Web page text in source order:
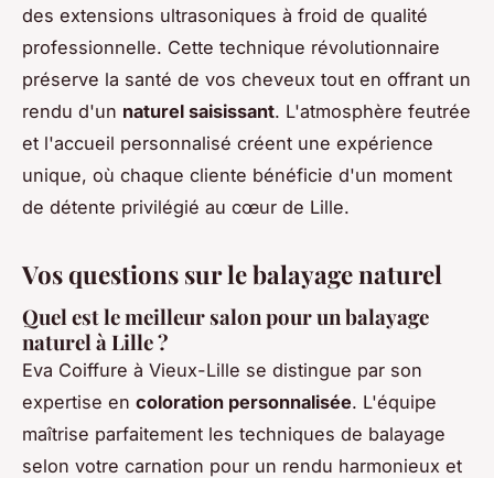
des extensions ultrasoniques à froid de qualité
professionnelle. Cette technique révolutionnaire
préserve la santé de vos cheveux tout en offrant un
rendu d'un naturel saisissant. L'atmosphère feutrée
et l'accueil personnalisé créent une expérience
unique, où chaque cliente bénéficie d'un moment
de détente privilégié au cœur de Lille.
Vos questions sur le balayage naturel
Quel est le meilleur salon pour un balayage
naturel à Lille ?
Eva Coiffure à Vieux-Lille se distingue par son
expertise en coloration personnalisée. L'équipe
maîtrise parfaitement les techniques de balayage
selon votre carnation pour un rendu harmonieux et